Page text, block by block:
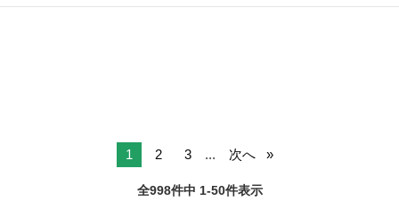
叶える
1 2 3 ... 次へ
全998件中 1-50件表示